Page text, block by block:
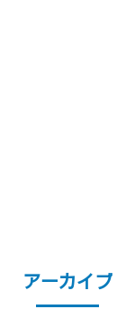
アーカイブ